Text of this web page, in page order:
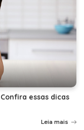
essas dicas
Leia mais